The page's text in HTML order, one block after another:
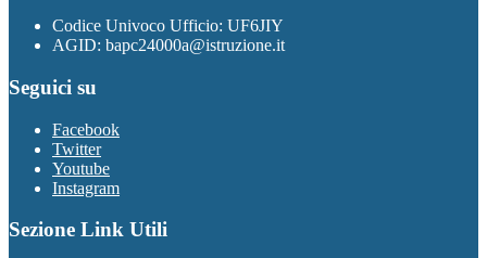
Codice Univoco Ufficio: UF6JIY
AGID: bapc24000a@istruzione.it
Seguici su
Facebook
Twitter
Youtube
Instagram
Sezione Link Utili